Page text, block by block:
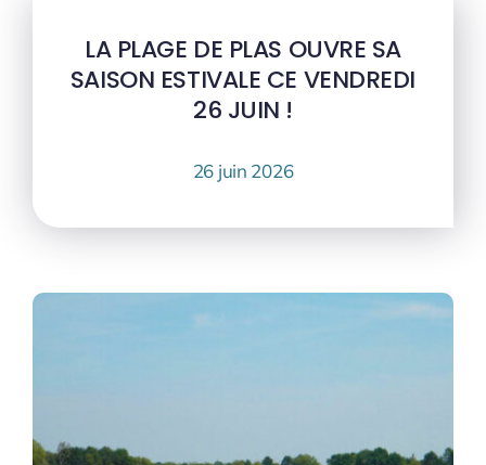
LA PLAGE DE PLAS OUVRE SA
SAISON ESTIVALE CE VENDREDI
26 JUIN !
26 juin 2026